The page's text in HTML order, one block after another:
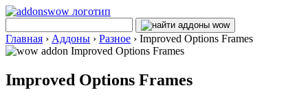
Главная › Аддоны › Разное › Improved Options Frames
Improved Options Frames